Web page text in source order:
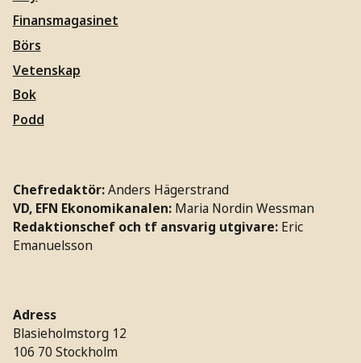
Finansmagasinet
Börs
Vetenskap
Bok
Podd
Chefredaktör:Anders Hägerstrand
VD, EFN Ekonomikanalen: Maria Nordin Wessman
Redaktionschef och tf ansvarig utgivare: Eric
Emanuelsson
Adress
Blasieholmstorg 12
106 70 Stockholm